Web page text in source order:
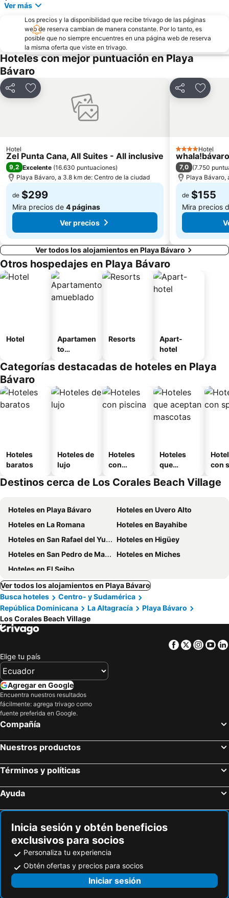
Ver más
Los precios y la disponibilidad que recibe trivago de las páginas
web de reserva cambian de manera constante. Por lo tanto, es
posible que no siempre encuentres en una página web de reserva
la misma oferta que viste en trivago.
Hoteles con mejor puntuación en Playa
Bávaro
CompartirAgregar a favoritos
Hotel
Zel Punta Cana, All Suites - All inclusive
9,2 Excelente (16.630 puntuaciones)
Playa Bávaro, a 3.8 km de: Centro de la ciudad
de $299
Mira precios de 4 páginas
Ver precios
Compartir
4 Estrellas
Hotel
whala!bávaro
7,0 (7.750
Playa Bávaro,
de $155
Mira precios
Ver todos los alojamientos en Playa Bávaro
Otros hospedajes en Playa Bávaro
Hotel
Apartamen
to
o
Resorts
Apart-
hotel
Categorías destacadas de hoteles en Playa
Bávaro
Hoteles
baratos
Hoteles de
lujo
Hoteles
con
Hoteles
que
mascotas
con
Destinos cerca de Los Corales Beach Village
Hoteles en Playa Bávaro
Hoteles en Uvero Alto
Hoteles en La Romana
Hoteles en Bayahibe
Hoteles en San Rafael del Yuma
Hoteles en Higüey
Hoteles en San Pedro de Macoris
Hoteles en Miches
Hoteles en El Seibo
Ver todos los alojamientos en Playa Bávaro
Busca hoteles
Centro- y Sudamérica
República Dominicana
La Altagracía
Playa Bávaro
Los Corales Beach Village
Facebook
Twitter
Elige tu país
Agregar en Google
Encuentra nuestros resultados
fácilmente: agrega trivago como
fuente preferida en Google.
Compañía
Nuestros productos
Términos y políticas
Ayuda
Inicia sesión y obtén beneficios
exclusivos para socios
Personaliza tu experiencia
Obtén ofertas y precios para socios
Iniciar sesión